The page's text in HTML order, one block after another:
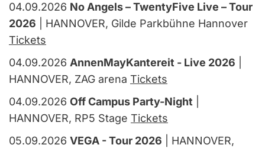
04.09.2026 No Angels – TwentyFive Live – Tour
2026 | HANNOVER, Gilde Parkbühne Hannover
Tickets
04.09.2026 AnnenMayKantereit - Live 2026
HANNOVER, ZAG arena Tickets
04.09.2026 Off Campus Party-Night
HANNOVER, RP5 Stage Tickets
05.09.2026 VEGA - Tour 2026 | HANNOVER,